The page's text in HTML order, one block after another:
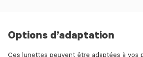
Options d’adaptation